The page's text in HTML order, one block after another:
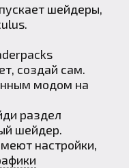
шейдеры,
.
создай сам.
модом на
раздел
шейдер.
настройки,